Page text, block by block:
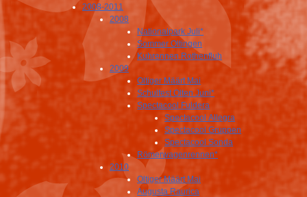
2008-2011
2008
Nationalpark Juli*
Sommer Oltingen
Kuhrennen Rothenfluh
2009
Oltiger Määrt Mai
Schulfest Olten Juni*
Spectacool Fuldera
Spectacool Allegra
Spectacool Gruppen
Spectacool Sonda
Römerwagenrennen*
2010
Oltiger Määrt Mai
Augusta Raurica